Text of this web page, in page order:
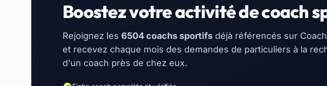
Boostez votre activité de coach
Rejoignez les 6504 coachs sportifs déjà référencés sur
et recevez chaque mois des demandes de particuliers à la
d'un coach près de chez eux.